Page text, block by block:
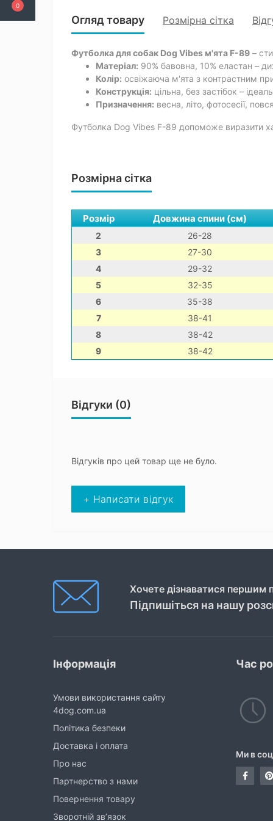
0
Огляд товару Розмірна сітка
Футболка для собак Dog Vibes м'ята F-89 –
Матеріал: 90% бавовна, 10% еластан –
Колір: освіжаюча м'ята з контрастним
Конструкція: цільна, без застібок –
Призначення: весна, літо, фотосесії,
Футболка Dog Vibes F-89 допоможе виразити
Розмірна сітка
Розмір Довжина спини (см)
2
26-28
3
27-30
4
29-32
5
32-35
6
35-38
7
38-41
8
38-42
9
38-42
Відгуки (0)
Відгуків про цей товар ще не було.
+ Написати відгук
Хочете дізнаватися першим
Підпишіться на нашу
Інформація
Умови використання сайту
4dog.com.ua
Політика безпеки
Доставка і оплата
Про нас
Партнерство з нами
Повернення товару
Зворотній зв’язок
Час
Ми в